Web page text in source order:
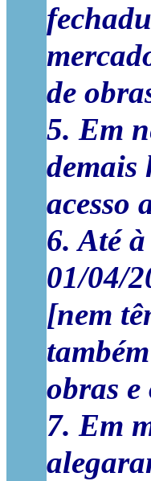
de
5. Em
demais
acesso
6. Até
01/04/
[nem
obras
7. Em